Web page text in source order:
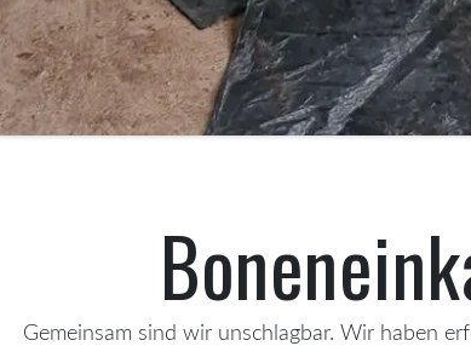
Gemeinsam sind wir unschlagbar. Wir haben